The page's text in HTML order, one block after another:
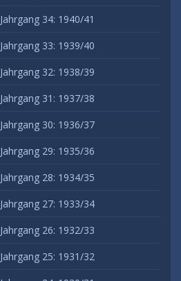
Jahrgang 34: 1940/41
Jahrgang 33: 1939/40
Jahrgang 32: 1938/39
Jahrgang 31: 1937/38
Jahrgang 30: 1936/37
Jahrgang 29: 1935/36
Jahrgang 28: 1934/35
Jahrgang 27: 1933/34
Jahrgang 26: 1932/33
Jahrgang 25: 1931/32